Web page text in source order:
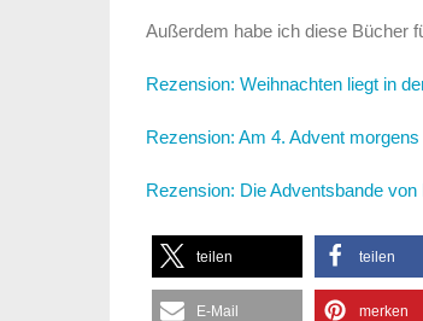
Außerdem habe ich diese Bücher
Rezension: Weihnachten liegt in
Rezension: Am 4. Advent
Rezension: Die Adventsbande
teilen teilen
E-Mail merken